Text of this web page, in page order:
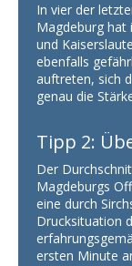
In vier der
Magdeburg hat
und
ebenfalls
auftreten, sich
genau die
Tipp 2:
Der
Magdeburgs
eine durch
Drucksituation
ersten Minute